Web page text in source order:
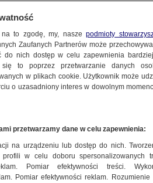
opuścisz terenu teraz,
"partnera w tworzeniu
na to zgodę, my, naszepodmioty
Zaufanych Partnerów może
do nich dostęp w celu zapewnienia
się to poprzez przetwarzanie danych
w plikach cookie. Użytkownik może
o uzasadniony interes w dowolnym
przetwarzamy dane w celu zapewnienia:
na urządzeniu lub dostęp do nich.
profili w celu doboru spersonalizowanych
Pomiar efektywności treści.
Pomiar efektywności reklam.